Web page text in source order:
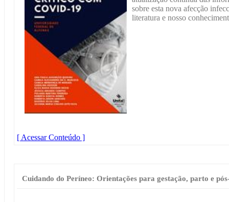
sobre esta nova afecção
literatura e nosso
[ Acessar Conteúdo ]
Cuidando do Períneo: Orientações para gestação, parto e